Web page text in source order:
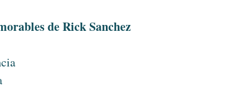
de Rick Sanchez